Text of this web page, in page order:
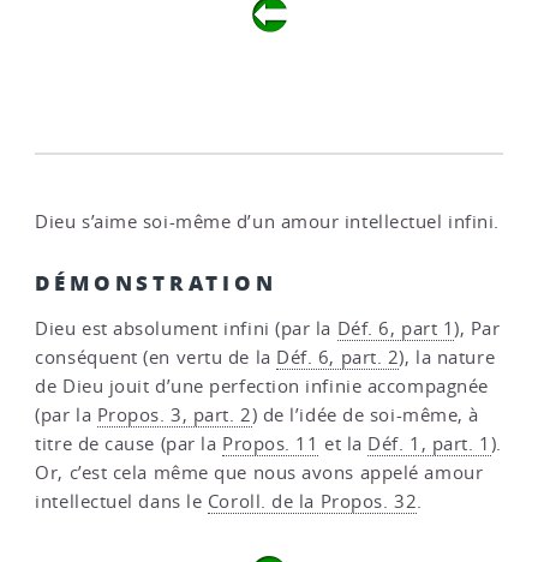
Dieu s’aime soi-même d’un amour intellectuel infini.
DÉMONSTRATION
Dieu est absolument infini (par la Déf. 6, part 1), Par
conséquent (en vertu de la Déf. 6, part. 2), la nature
de Dieu jouit d’une perfection infinie accompagnée
(par la Propos. 3, part. 2) de l’idée de soi-même, à
titre de cause (par la Propos. 11 et la Déf. 1, part. 1 ).
Or, c’est cela même que nous avons appelé amour
intellectuel dans le Coroll. de la Propos. 32